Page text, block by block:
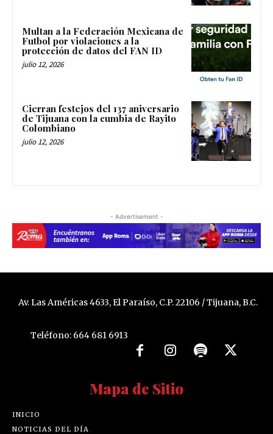
Multan a la Federación Mexicana de
Futbol por violaciones a la
protección de datos del FAN ID
julio 12, 2026
Cierran festejos del 137 aniversario
de Tijuana con la cumbia de Rayito
Colombiano
julio 12, 2026
- Advertisement -
Av. Las Américas 4633, El Paraíso, C.P. 22106 / Tijuana, B.C.
Teléfono: 664 681 6913
Mapa de Sitio
INICIO
NOTICIAS DEL DÍA